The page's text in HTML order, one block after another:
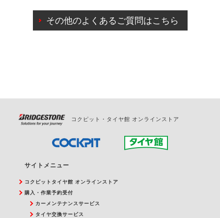
ご来店予約日の3営業日前を過ぎている場合のご予約
の日時変更につきましては、直接ご予約の店舗まで
その他のよくあるご質問はこちら
コクピット・タイヤ館 オンラインストア
サイトメニュー
コクピットタイヤ館 オンラインストア
購入・作業予約受付
カーメンテナンスサービス
タイヤ交換サービス